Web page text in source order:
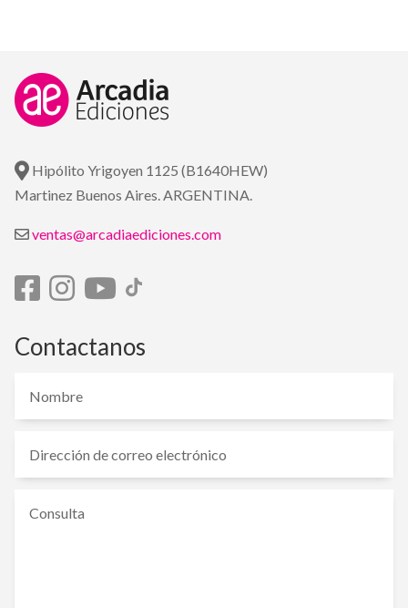
Hipólito Yrigoyen 1125 (B1640HEW)
Martinez Buenos Aires. ARGENTINA.
ventas@arcadiaediciones.com
Contactanos